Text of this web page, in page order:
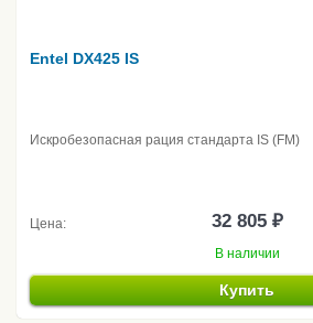
Entel DX425 IS
Искробезопасная рация стандарта IS (FM)
Цена: 32 805 ₽
В наличии
Купить